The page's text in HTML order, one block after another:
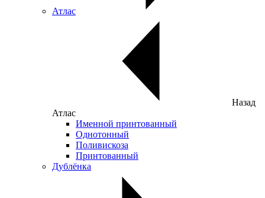
Атлас
Назад
Атлас
Именной принтованный
Однотонный
Поливискоза
Принтованный
Дублёнка